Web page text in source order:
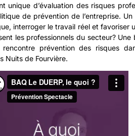
unique d’évaluation des risques
de prévention de l’entreprise.
interroger le travail réel et favoriser
les professionnels du secteur?
prévention des risques
Nuits de Fourvière.